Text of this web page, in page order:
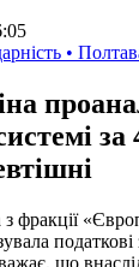
•
фракції
податкові
що